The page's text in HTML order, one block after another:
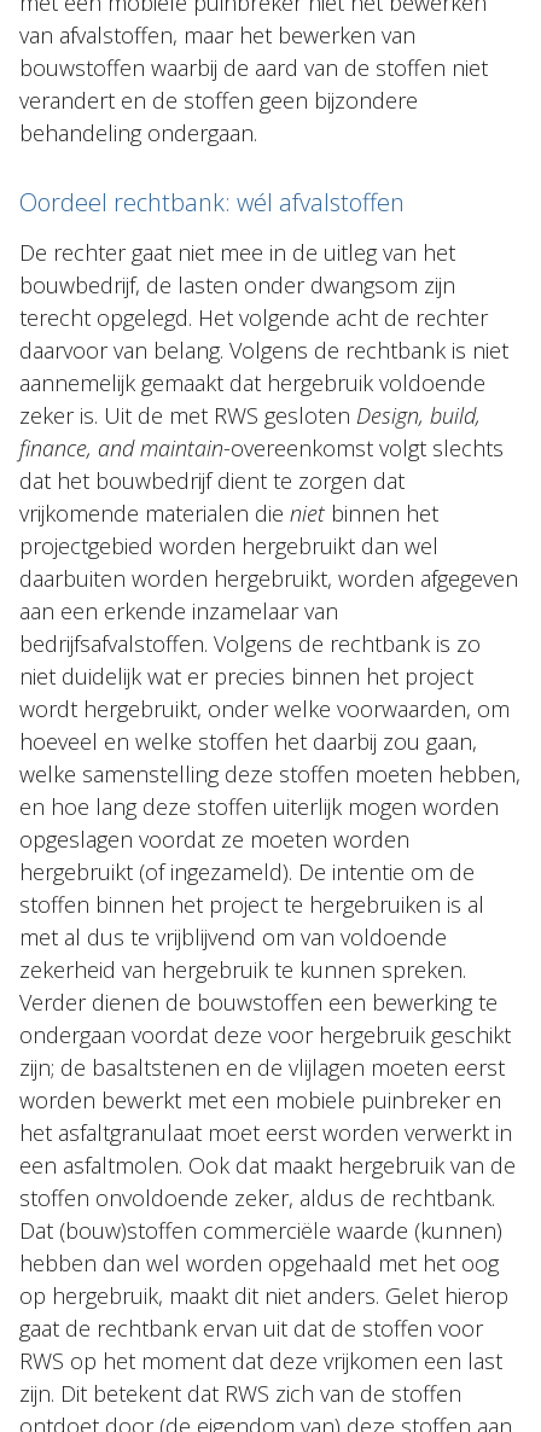
van afvalstoffen, maar het bewerken van
bouwstoffen waarbij de aard van de stoffen niet
verandert en de stoffen geen bijzondere
behandeling ondergaan.
Oordeel rechtbank: wél afvalstoffen
De rechter gaat niet mee in de uitleg van het
bouwbedrijf, de lasten onder dwangsom zijn
terecht opgelegd. Het volgende acht de rechter
daarvoor van belang. Volgens de rechtbank is niet
aannemelijk gemaakt dat hergebruik voldoende
zeker is. Uit de met RWS gesloten Design, build,
finance, and maintain-overeenkomst volgt slechts
dat het bouwbedrijf dient te zorgen dat
vrijkomende materialen die niet binnen het
projectgebied worden hergebruikt dan wel
daarbuiten worden hergebruikt, worden afgegeven
aan een erkende inzamelaar van
bedrijfsafvalstoffen. Volgens de rechtbank is zo
niet duidelijk wat er precies binnen het project
wordt hergebruikt, onder welke voorwaarden, om
hoeveel en welke stoffen het daarbij zou gaan,
welke samenstelling deze stoffen moeten hebben,
en hoe lang deze stoffen uiterlijk mogen worden
opgeslagen voordat ze moeten worden
hergebruikt (of ingezameld). De intentie om de
stoffen binnen het project te hergebruiken is al
met al dus te vrijblijvend om van voldoende
zekerheid van hergebruik te kunnen spreken.
Verder dienen de bouwstoffen een bewerking te
ondergaan voordat deze voor hergebruik geschikt
zijn; de basaltstenen en de vlijlagen moeten eerst
worden bewerkt met een mobiele puinbreker en
het asfaltgranulaat moet eerst worden verwerkt in
een asfaltmolen. Ook dat maakt hergebruik van de
stoffen onvoldoende zeker, aldus de rechtbank.
Dat (bouw)stoffen commerciële waarde (kunnen)
hebben dan wel worden opgehaald met het oog
op hergebruik, maakt dit niet anders. Gelet hierop
gaat de rechtbank ervan uit dat de stoffen voor
RWS op het moment dat deze vrijkomen een last
zijn. Dit betekent dat RWS zich van de stoffen
ontdoet door (de eigendom van) deze stoffen aan